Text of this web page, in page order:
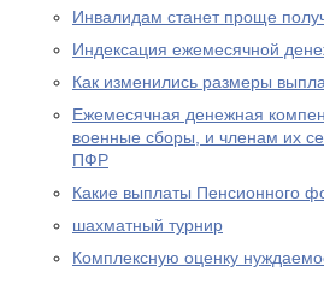
Инвалидам станет проще
Индексация ежемесячной
Как изменились размеры
Ежемесячная денежная
военные сборы, и членам их
ПФР
Какие выплаты Пенсионного
шахматный турнир
Комплексную оценку